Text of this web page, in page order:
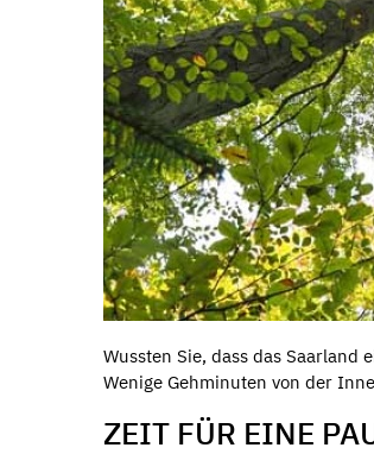
Wussten Sie, dass das
Wenige Gehminuten von der
ZEIT FÜR EINE